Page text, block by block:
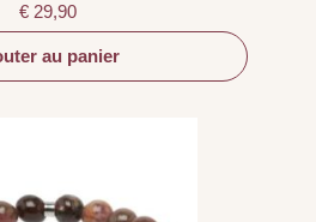
€ 29,90
au panier